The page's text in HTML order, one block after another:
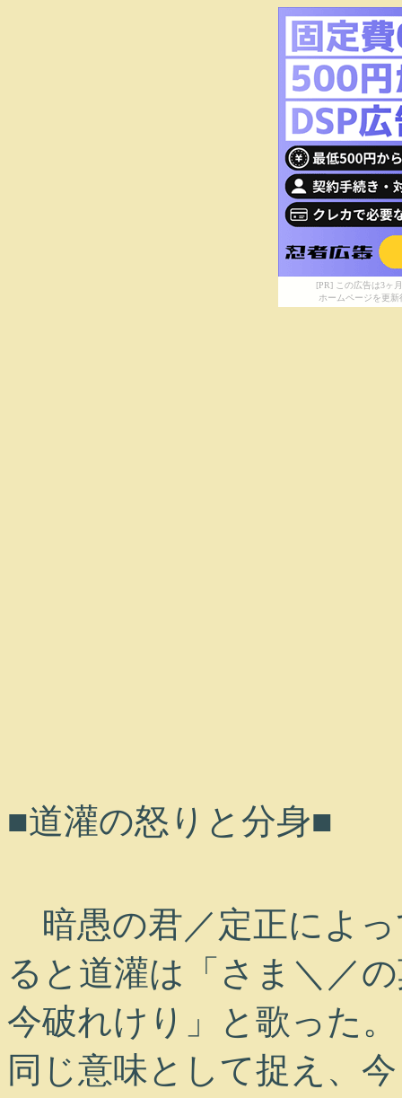
[PR] この広告は3ヶ
ホームページを更
■道灌の怒りと分身■
暗愚の君／定正によ
ると道灌は「さま＼／
今破れけり」と歌った
同じ意味として捉え、